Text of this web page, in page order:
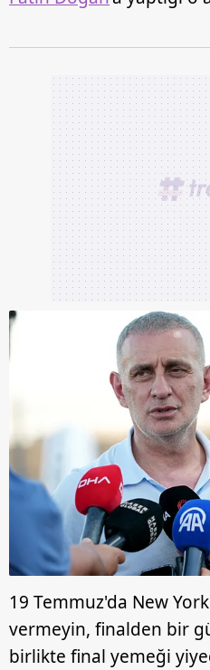
19 Temmuz'da New
vermeyin, finalden bir
birlikte final yemeği